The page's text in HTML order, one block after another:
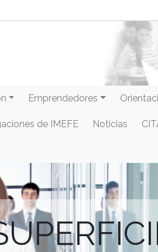
Emprendedores
de IMEFE Noticias